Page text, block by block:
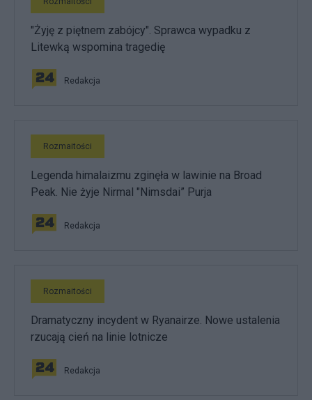
"Żyję z piętnem zabójcy". Sprawca wypadku z
Litewką wspomina tragedię
Redakcja
Rozmaitości
Legenda himalaizmu zginęła w lawinie na Broad
Peak. Nie żyje Nirmal "Nimsdai” Purja
Redakcja
Rozmaitości
Dramatyczny incydent w Ryanairze. Nowe ustalenia
rzucają cień na linie lotnicze
Redakcja